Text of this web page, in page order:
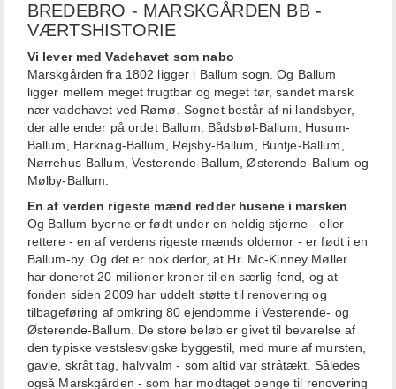
BREDEBRO - MARSKGÅRDEN BB -
VÆRTSHISTORIE
Vi lever med Vadehavet som nabo
Marskgården fra 1802 ligger i Ballum sogn. Og Ballum
ligger mellem meget frugtbar og meget tør, sandet marsk
nær vadehavet ved Rømø. Sognet består af ni landsbyer,
der alle ender på ordet Ballum: Bådsbøl-Ballum, Husum-
Ballum, Harknag-Ballum, Rejsby-Ballum, Buntje-Ballum,
Nørrehus-Ballum, Vesterende-Ballum, Østerende-Ballum og
Mølby-Ballum.
En af verden rigeste mænd redder husene i marsken
Og Ballum-byerne er født under en heldig stjerne - eller
rettere - en af verdens rigeste mænds oldemor - er født i en
Ballum-by. Og det er nok derfor, at Hr. Mc-Kinney Møller
har doneret 20 millioner kroner til en særlig fond, og at
fonden siden 2009 har uddelt støtte til renovering og
tilbageføring af omkring 80 ejendomme i Vesterende- og
Østerende-Ballum. De store beløb er givet til bevarelse af
den typiske vestslesvigske byggestil, med mure af mursten,
gavle, skråt tag, halvvalm - som altid var stråtækt. Således
også Marskgården - som har modtaget penge til renovering